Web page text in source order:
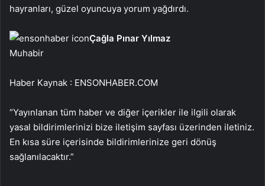
hayranları, güzel oyuncuya yorum yağdırdı.
Çağla Pınar Yılmaz
Muhabir
Haber Kaynak : ENSONHABER.COM
“Yayınlanan tüm haber ve diğer içerikler ile ilgili olarak
yasal bildirimlerinizi bize iletişim sayfası üzerinden iletiniz.
En kısa süre içerisinde bildirimlerinize geri dönüş
sağlanılacaktır.”